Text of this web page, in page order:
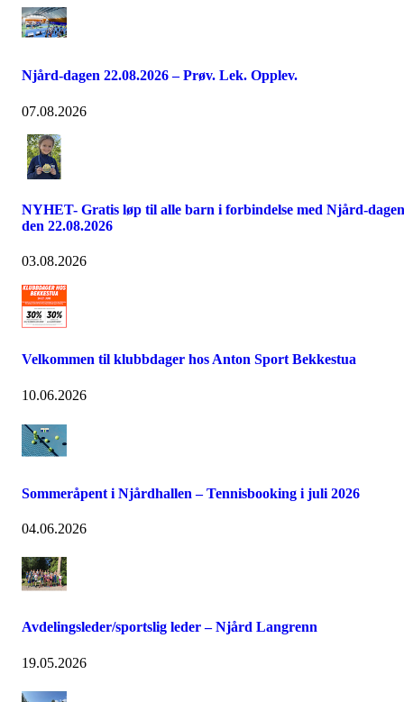
Njård-dagen 22.08.2026 – Prøv. Lek. Opplev.
07.08.2026
NYHET- Gratis løp til alle barn i forbindelse med Njård-dagen
den 22.08.2026
03.08.2026
Velkommen til klubbdager hos Anton Sport Bekkestua
10.06.2026
Sommeråpent i Njårdhallen – Tennisbooking i juli 2026
04.06.2026
Avdelingsleder/sportslig leder – Njård Langrenn
19.05.2026